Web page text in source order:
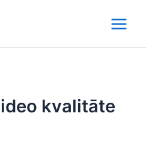
kvalitāte